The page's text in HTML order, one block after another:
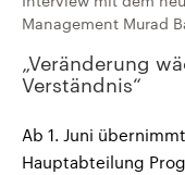
Management Murad
„Veränderung
Verständnis“
Ab 1. Juni
Hauptabteilung